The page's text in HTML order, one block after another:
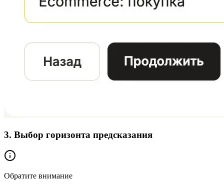
3. Выбор горизонта предсказания
Обратите внимание